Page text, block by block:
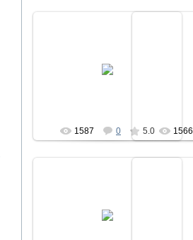
1587 0 5.0 1566